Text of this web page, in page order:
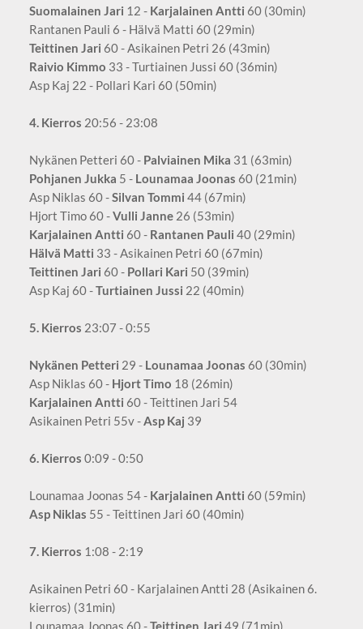
Suomalainen Jari 12 - Karjalainen Antti 60 (30min)
Rantanen Pauli 6 - Hälvä Matti 60 (29min)
Teittinen Jari 60 - Asikainen Petri 26 (43min)
Raivio Kimmo 33 - Turtiainen Jussi 60 (36min)
Asp Kaj 22 - Pollari Kari 60 (50min)
4. Kierros 20:56 - 23:08
Nykänen Petteri 60 - Palviainen Mika 31 (63min)
Pohjanen Jukka 5 - Lounamaa Joonas 60 (21min)
Asp Niklas 60 -Silvan Tommi 44 (67min)
Hjort Timo 60 -Vulli Janne26 (53min)
Karjalainen Antti 60 - Rantanen Pauli 40 (29min)
Hälvä Matti 33 - Asikainen Petri 60 (67min)
Teittinen Jari 60 - Pollari Kari 50 (39min)
Asp Kaj 60 -Turtiainen Jussi 22 (40min)
5. Kierros 23:07 - 0:55
Nykänen Petteri 29 - Lounamaa Joonas 60 (30min)
Asp Niklas 60 - Hjort Timo 18 (26min)
Karjalainen Antti 60 - Teittinen Jari 54
Asikainen Petri 55v -Asp Kaj 39
6. Kierros 0:09 - 0:50
Lounamaa Joonas 54 - Karjalainen Antti 60 (59min)
Asp Niklas 55 - Teittinen Jari 60 (40min)
7. Kierros 1:08 - 2:19
Asikainen Petri 60 - Karjalainen Antti 28 (Asikainen 6.
kierros) (31min)
Lounamaa Joonas 60 -Teittinen Jari 49 (71min)